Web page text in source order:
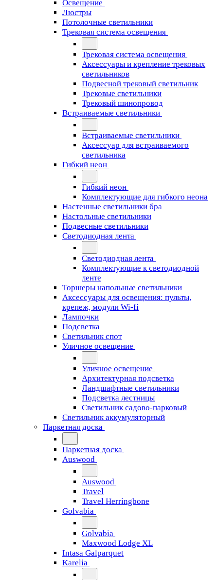
Освещение
Люстры
Потолочные светильники
Трековая система освещения
Трековая система освещения
Аксессуары и крепление трековых
светильников
Подвесной трековый светильник
Трековые светильники
Трековый шинопровод
Встраиваемые светильники
Встраиваемые светильники
Аксессуар для встраиваемого
светильника
Гибкий неон
Гибкий неон
Комплектующие для гибкого неона
Настенные светильники бра
Настольные светильники
Подвесные светильники
Светодиодная лента
Светодиодная лента
Комплектующие к светодиодной
ленте
Торшеры напольные светильники
Аксессуары для освещения: пульты,
крепеж, модули Wi-fi
Лампочки
Подсветка
Светильник спот
Уличное освещение
Уличное освещение
Архитектурная подсветка
Ландшафтные светильники
Подсветка лестницы
Светильник садово-парковый
Светильник аккумуляторный
Паркетная доска
Паркетная доска
Auswood
Auswood
Travel
Travel Herringbone
Golvabia
Golvabia
Maxwood Lodge XL
Intasa Galparquet
Karelia